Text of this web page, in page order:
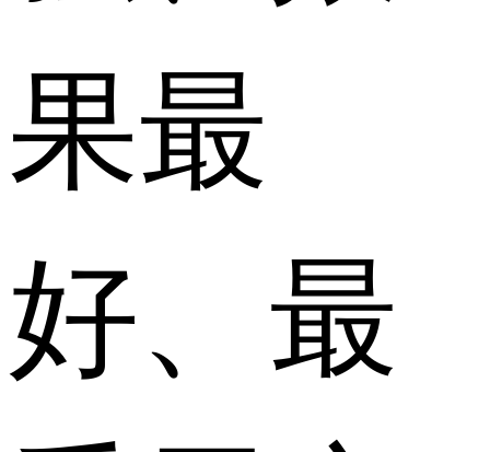
果最
好、最